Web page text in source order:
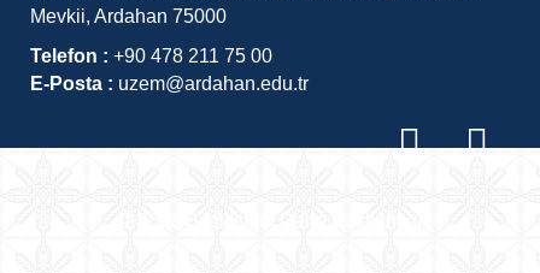
Mevkii, Ardahan 75000
Telefon : +90 478 211 75 00
E-Posta : uzem@ardahan.edu.tr